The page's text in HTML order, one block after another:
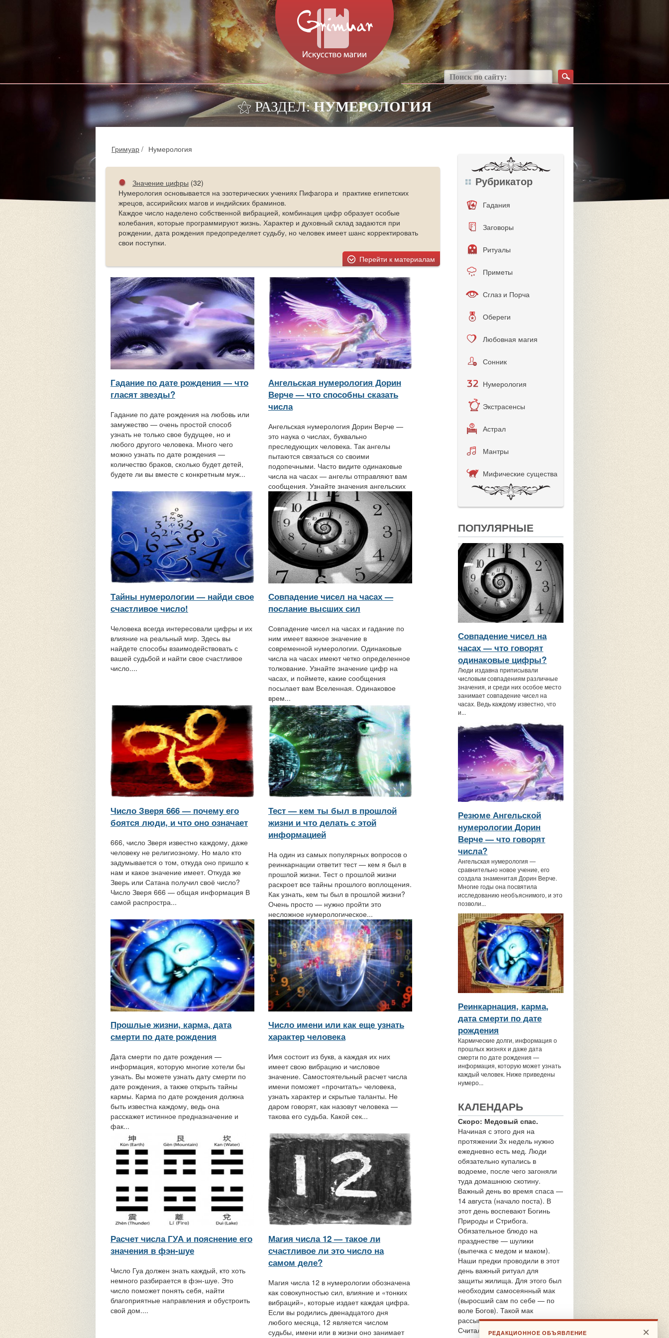
⚝ РАЗДЕЛ:НУМЕРОЛОГИЯ
Гримуар / Нумерология
Значение цифры (32)
Нумерология основывается на эзотерических учениях Пифагора и практике египетских
жрецов, ассирийских магов и индийских браминов.
Каждое число наделено собственной вибрацией, комбинация цифр образует особые
колебания, которые программируют жизнь. Характер и духовный склад задаются при
рождении, дата рождения предопределяет судьбу, но человек имеет шанс корректировать
свои поступки.
Перейти к материалам
Гадание по дате рождения — что
гласят звезды?
Гадание по дате рождения на любовь или
замужество — очень простой способ
узнать не только свое будущее, но и
любого другого человека. Много чего
можно узнать по дате рождения —
количество браков, сколько будет детей,
будете ли вы вместе с конкретным муж...
Ангельская нумерология Дорин
Верче — что способны сказать
числа
Ангельская нумерология Дорин Верче —
это наука о числах, буквально
преследующих человека. Так ангелы
пытаются связаться со своими
подопечными. Часто видите одинаковые
числа на часах — ангелы отправляют вам
сообщения. Узнайте значения ангельских
чисел, и...
Тайны нумерологии — найди свое
счастливое число!
Человека всегда интересовали цифры и их
влияние на реальный мир. Здесь вы
найдете способы взаимодействовать с
вашей судьбой и найти свое счастливое
число....
Совпадение чисел на часах —
послание высших сил
Совпадение чисел на часах и гадание по
ним имеет важное значение в
современной нумерологии. Одинаковые
числа на часах имеют четко определенное
толкование. Узнайте значение цифр на
часах, и поймете, какие сообщения
посылает вам Вселенная. Одинаковое
врем...
Число Зверя 666 — почему его
боятся люди, и что оно означает
666, число Зверя известно каждому, даже
человеку не религиозному. Но мало кто
задумывается о том, откуда оно пришло к
нам и какое значение имеет. Откуда же
Зверь или Сатана получил своё число?
Число Зверя 666 — общая информация В
самой распростра...
Тест — кем ты был в прошлой
жизни и что делать с этой
информацией
На один из самых популярных вопросов о
реинкарнации ответит тест — кем я был в
прошлой жизни. Тест о прошлой жизни
раскроет все тайны прошлого воплощения.
Как узнать, кем ты был в прошлой жизни?
Очень просто — нужно пройти это
несложное нумерологическое...
Прошлые жизни, карма, дата
смерти по дате рождения
Дата смерти по дате рождения —
информация, которую многие хотели бы
узнать. Вы можете узнать дату смерти по
дате рождения, а также открыть тайны
кармы. Карма по дате рождения должна
быть известна каждому, ведь она
расскажет истинное предназначение и
фак...
Число имени или как еще узнать
характер человека
Имя состоит из букв, а каждая их них
имеет свою вибрацию и числовое
значение. Самостоятельный расчет числа
имени поможет «прочитать» человека,
узнать характер и скрытые таланты. Не
даром говорят, как назовут человека —
такова его судьба. Какой сек...
Расчет числа ГУА и пояснение его
значения в фэн-шуе
Число Гуа должен знать каждый, кто хоть
немного разбирается в фэн-шуе. Это
число поможет понять себя, найти
благоприятные направления и обустроить
свой дом....
Магия числа 12 — такое ли
счастливое ли это число на
самом деле?
Магия числа 12 в нумерологии обозначена
как совокупностью сил, влияние и «тонких
вибраций», которые издает каждая цифра.
Если вы родились двенадцатого дня
любого месяца, 12 является числом
судьбы, имени или в жизни оно занимает
Рубрикатор
Гадания
Заговоры
Ритуалы
Приметы
Сглаз и Порча
Обереги
Любовная магия
Сонник
Нумерология
Экстрасенсы
Астрал
Мантры
Мифические существа
ПОПУЛЯРНЫЕ
Совпадение чисел на
часах — что говорят
одинаковые цифры?
Люди издавна приписывали
числовым совпадениям различные
значения, и среди них особое место
занимает совпадение чисел на
часах. Ведь каждому известно, что
и...
Резюме Ангельской
нумерологии Дорин
Верче — что говорят
числа?
Ангельская нумерология —
сравнительно новое учение, его
создала знаменитая Дорин Верче.
Многие годы она посвятила
исследованию необъяснимого, и это
позволи...
Реинкарнация, карма,
дата смерти по дате
рождения
Кармические долги, информация о
прошлых жизнях и даже дата
смерти по дате рождения —
информация, которую может узнать
каждый человек. Ниже приведены
нумеро...
КАЛЕНДАРЬ
Скоро: Медовый спас.
Начиная с этого дня на
протяжении 3х недель нужно
ежедневно есть мед. Люди
обязательно купались в
водоеме, после чего загоняли
туда домашнюю скотину.
Важный день во время спаса —
14 августа (начало поста). В
этот день воспевают Богинь
Природы и Стрибога.
Обязательное блюдо на
празднестве — шулики
(выпечка с медом и маком).
Наши предки проводили в этот
день важный ритуал для
защиты жилища. Для этого был
необходим самосеянный мак
(выросший сам по себе — по
воле Богов). Такой мак
рассыпали вокруг жилища.
Считалось, что отныне ни одна
×
РЕДАКЦИОННОЕ ОБЪЯВЛЕНИЕ